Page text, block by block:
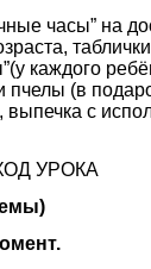
часы” на
каждого
пчелы (в
выпечка с
УРОКА